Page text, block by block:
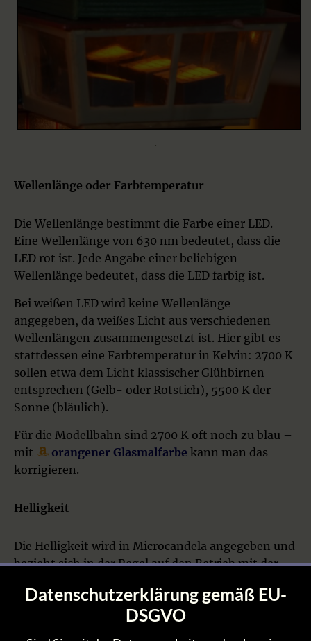
.
Wellenlänge oder Farbtemperatur
Die Wellenlänge bestimmt die Farbe einer LED.
Eine Wellenlänge von 630 nm bedeutet, dass die
LED rot ist. Jede Angabe einer beliebigen
Wellenlänge bedeutet, dass die LED farbig ist.
Bei weißen LED wird keine Wellenlänge
angegeben, da weißes Licht aus verschiedenen
Wellenlängen zusammengesetzt ist. Hier gibt es
stattdessen eine Farbtemperatur in Kelvin: 2700 K
sollen etwa dem Licht klassischer Glühbirnen
entsprechen (Gelb- oder Rotstich), 5500 K der
Sonne (bläulich).
Für die Modellbahn sind 2700 K oft noch zu blau –
mit
orangener Glasmalfarbe kann man das
korrigieren.
Helligkeit
Die Helligkeit wird in Microcandela angegeben und
bezieht sich in der Regel auf den Betrieb mit der
Pauschal gesagt: alles ab 120 mcd ist hell genug für
die Modellbahn. Oft reicht auch weniger.
Datenschutzerklärung gemäß EU-
DSGVO